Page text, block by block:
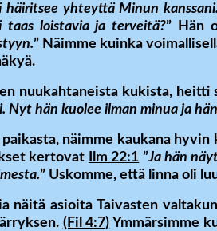
häiritsee yhteyttä Minun
loistavia ja terveitä?”
Hän
” Näimme kuinka
nuukahtaneista kukista, heitti
Nyt hän kuolee ilman minua ja
näimme kaukana
kertovat
Ilm 22:1 ”Ja hän
” Uskomme, että linna oli
näitä asioita Taivasten
(Fil 4:7) Ymmärsimme